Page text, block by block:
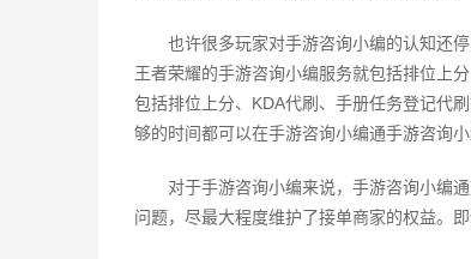
也许很多玩家对手游咨询小编的认知还
王者荣耀的手游咨询小编服务就包括排位上
包括排位上分、KDA代刷、手册任务登记代
够的时间都可以在手游咨询小编通手游咨询小
对于手游咨询小编来说，手游咨询小编
问题，尽最大程度维护了接单商家的权益。